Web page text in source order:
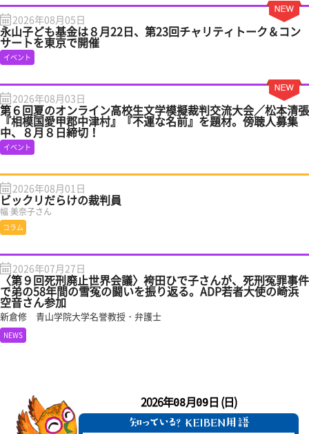
2026年08月05日
永山子ども基金は８月22日、第23回チャリティトーク＆コン
サートを東京で開催
イベント
2026年08月03日
第６回夏のオンライン高校生文学模擬裁判交流大会／松本清張
『相模国愛甲郡中津村』『不運な名前』を題材。傍聴人募集
中、８月８日締切！
イベント
2026年08月01日
ビックリだらけの裁判員
幅 美奈子さん
コラム
2026年07月27日
〈第９回死刑廃止世界会議〉袴田ひで子さんが、死刑冤罪事件
で弟の58年間の雪冤の闘いを振り返る。ADP若者大使の崎浜
空音さん参加
新倉修 青山学院大学名誉教授・弁護士
NEWS
2026年08月09日 (日)